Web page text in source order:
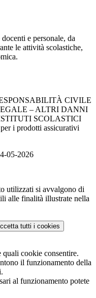
e personale, da
le attività scolastiche,
CIVILE
– ALTRI DANNI
SCOLASTICI
i prodotti assicurativi
05-2026
utilizzati si avvalgono di
alle finalità illustrate nella
tutti i cookies
quali cookie consentire.
il funzionamento della
al funzionamento potete